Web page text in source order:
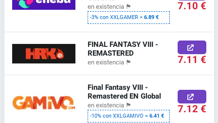
en existencia 🏴
-3% con XXLGAMER =6.89 €
7.10 €
FINAL FANTASY VIII -
REMASTERED
en existencia 🏴 7.11 €
Final Fantasy VIII -
Remastered EN Global
en existencia 🏴
-10% con XXLGAMIVO =6.41 € 7.12 €